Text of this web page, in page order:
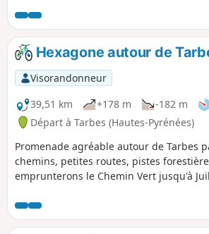
Hexagone autour de
Visorandonneur
39,51 km
+178 m -182 m
Départ à Tarbes (Hautes-Pyrénées)
Promenade agréable autour de Tarbes
chemins, petites routes, pistes
emprunterons le Chemin Vert jusqu'à
sévère à remonter dans un bois le long
Nous poursuivons par le chemin du